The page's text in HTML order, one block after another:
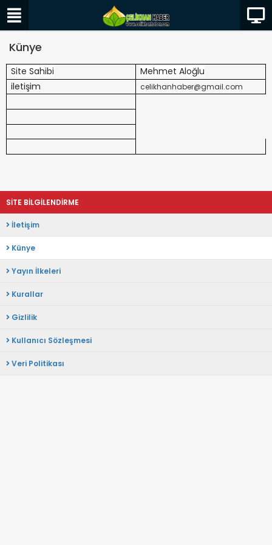
Künye
Site Sahibi
Mehmet Aloğlu
iletişim
celikhanhaber@gmail.com
SİTE BİLGİLENDİRME
İletişim
Künye
Yayın İlkeleri
Kurallar
Gizlilik
Kullanıcı Sözleşmesi
Veri Politikası